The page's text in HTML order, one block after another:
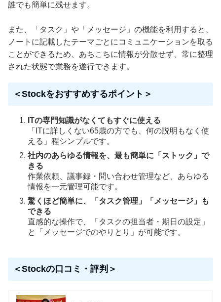
誰でも簡単に残せます。
また、「タスク」や「メッセージ」の機能を利用すると、
ノートに記載したテーマごとにコミュニケーションを取る
ことができるため、あちこちに情報が分散せず、常に整理
された状態で業務を遂行できます。
＜Stockをおすすめするポイント＞
ITの専門知識がなくてもすぐに使える
「ITに詳しくない65歳の方でも、何の説明もなく使
える」程シンプルです。
社内のあらゆる情報を、最も簡単に「ストック」で
きる
作業依頼、議事録・問い合わせ管理など、あらゆる
情報を一元管理可能です。
驚くほど簡単に、「タスク管理」「メッセージ」も
できる
直感的な操作で、「タスクの担当者・期日の設定」
と「メッセージでのやりとり」が可能です。
＜Stockの口コミ・評判＞